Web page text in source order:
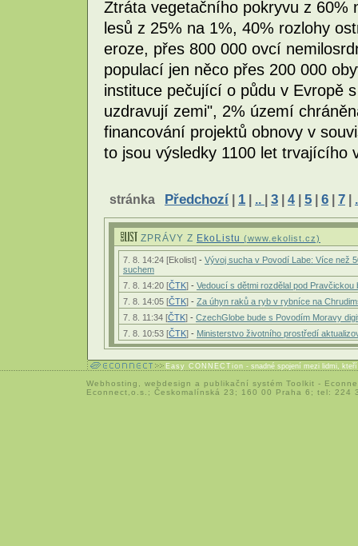
Ztráta vegetačního pokryvu z 60%
lesů z 25% na 1%, 40% rozlohy
eroze, přes 800 000 ovcí
populací jen něco přes 200 000
instituce pečující o půdu v Evropě
uzdravují zemi", 2% území
financování projektů obnovy v
to jsou výsledky 1100 let trvajícího
stránka Předchozí | 1 | .. | 3 | 4 | 5 | 6 | 7 |
ZPRÁVY Z EkoListu (www.ekolist.cz)
7. 8. 14:24 [Ekolist] - Vývoj sucha v Povodí Labe: Více než
suchem
7. 8. 14:20 [ČTK] - Vedoucí s dětmi rozdělal pod
7. 8. 14:05 [ČTK] - Za úhyn raků a ryb v rybníce na
7. 8. 11:34 [ČTK] - CzechGlobe bude s Povodím Moravy
7. 8. 10:53 [ČTK] - Ministerstvo životního prostředí
Easy CONNECTion - snadné spojení mezi lidmi,
Webhosting webdesign a publikační systém Toolkit -
Econnect,o.s.; Českomalínská 23; 160 00 Praha 6; tel: 224